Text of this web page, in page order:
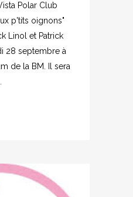
Polar Club
p'tits oignons"
Linol et Patrick
28 septembre à
de la BM. Il sera